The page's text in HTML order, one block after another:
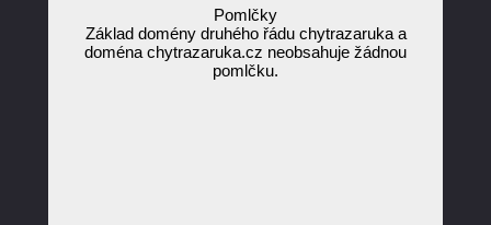
Pomlčky
Základ domény druhého řádu chytrazaruka a
doména chytrazaruka.cz neobsahuje žádnou
pomlčku.